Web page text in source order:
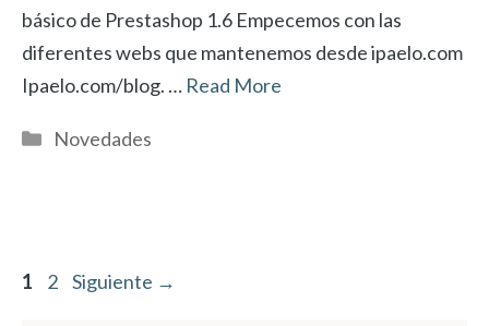
básico de Prestashop 1.6 Empecemos con las
diferentes webs que mantenemos desde ipaelo.com
Ipaelo.com/blog. … Read More
Categorías
Novedades
Página
1 Página
2 Siguiente →